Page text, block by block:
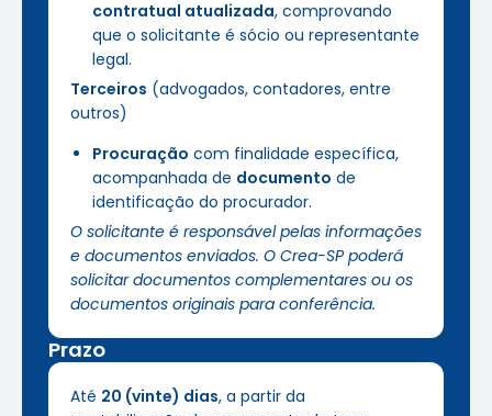
contratual atualizada, comprovando
que o solicitante é sócio ou representante
legal.
Terceiros (advogados, contadores, entre
outros)
Procuração com finalidade específica,
acompanhada de documento de
identificação do procurador.
O solicitante é responsável pelas informações
e documentos enviados. O Crea-SP poderá
solicitar documentos complementares ou os
documentos originais para conferência.
Prazo
Até 20 (vinte) dias, a partir da